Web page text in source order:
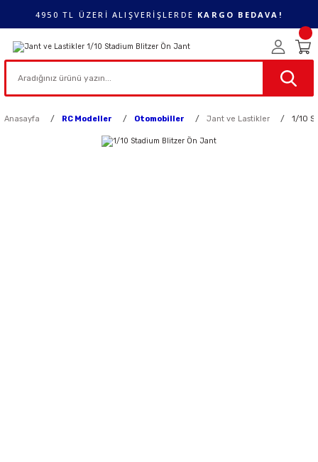
4950 TL ÜZERİ ALIŞVERİŞLERDE KARGO BEDAVA!
Anasayfa RC Modeller Otomobiller Jant ve Lastikler 1/10